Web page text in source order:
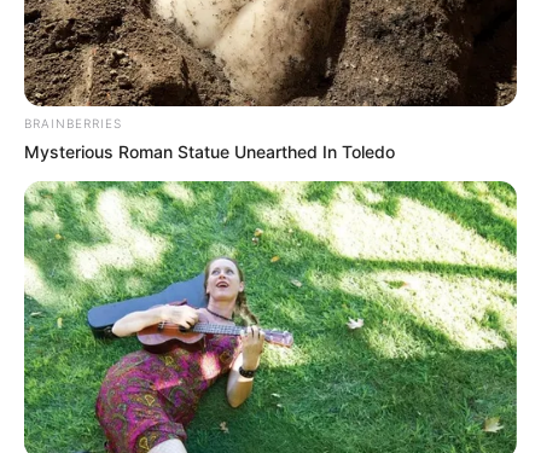
отримання президентських 8000
грн компенсації ФОПам (відео)
ГРУ 14, 2020
BRAINBERRIES
Mysterious Roman Statue Unearthed In Toledo